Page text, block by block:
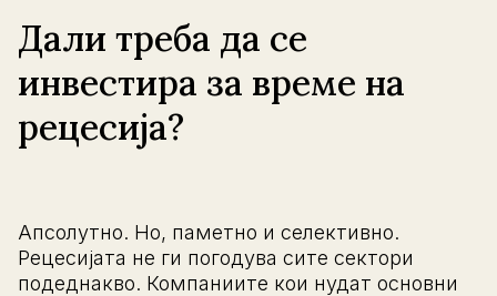
Дали треба да се
инвестира за време на
рецесија?
Апсолутно. Но, паметно и селективно.
Рецесијата не ги погодува сите сектори
подеднакво. Компаниите кои нудат основни